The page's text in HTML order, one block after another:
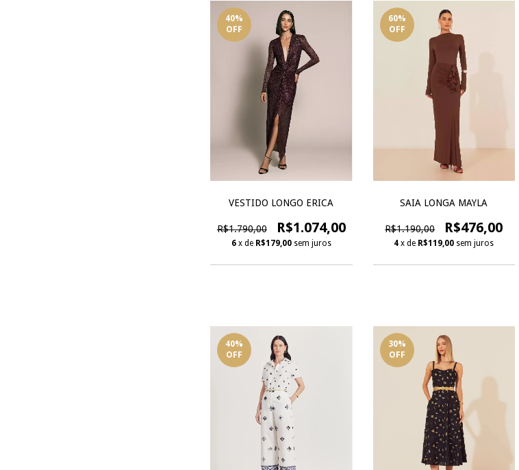
40%
OFF
VESTIDO LONGO ERICA
R$1.790,00 R$1.074,00
6 x de R$179,00 sem juros
60%
OFF
SAIA LONGA MAYLA
R$1.190,00 R$476,00
4 x de R$119,00 sem juros
40%
OFF
30%
OFF